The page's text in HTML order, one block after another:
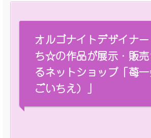
オルゴナイトデザイナ
ち☆の作品が展示・販売
るネットショップ「苺
ごいちえ）」